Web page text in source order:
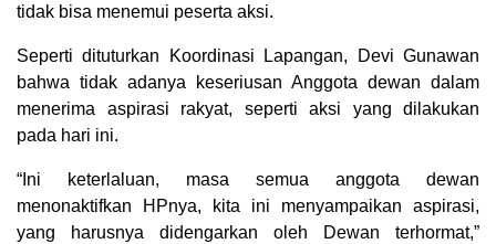
tidak bisa menemui peserta aksi.
Seperti dituturkan Koordinasi Lapangan, Devi Gunawan
bahwa tidak adanya keseriusan Anggota dewan dalam
menerima aspirasi rakyat, seperti aksi yang dilakukan
pada hari ini.
“Ini keterlaluan, masa semua anggota dewan
menonaktifkan HPnya, kita ini menyampaikan aspirasi,
yang harusnya didengarkan oleh Dewan terhormat,”